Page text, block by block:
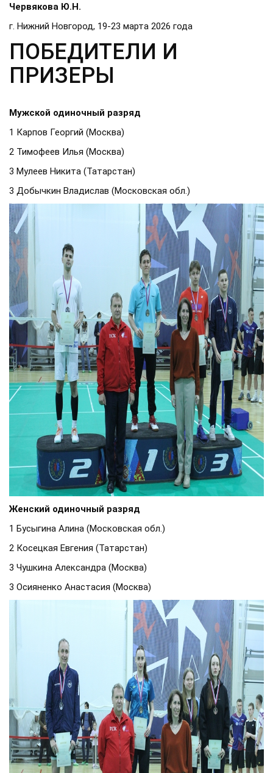
Червякова Ю.Н.
г. Нижний Новгород, 19-23 марта 2026 года
ПОБЕДИТЕЛИ И
ПРИЗЕРЫ
Мужской одиночный разряд
1 Карпов Георгий (Москва)
2 Тимофеев Илья (Москва)
3 Мулеев Никита (Татарстан)
3 Добычкин Владислав (Московская обл.)
Женский одиночный разряд
1 Бусыгина Алина (Московская обл.)
2 Косецкая Евгения (Татарстан)
3 Чушкина Александра (Москва)
3 Осияненко Анастасия (Москва)